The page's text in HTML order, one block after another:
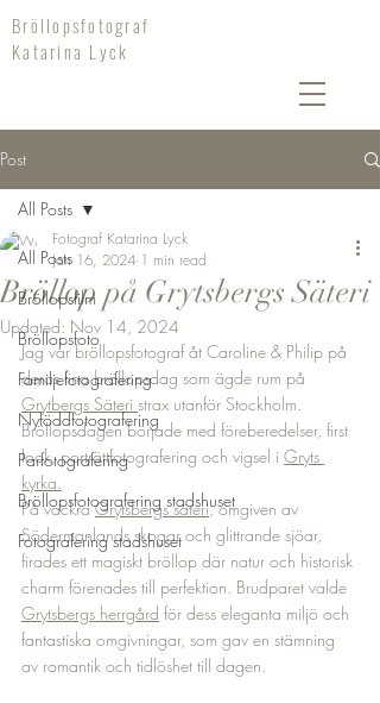
Bröllopsfotograf
Katarina Lyck
Post
All Posts
Bröllopsfilm
Bröllopsfoto
Familjefotografering
Nyföddfotografering
Parfotografering
Bröllopsfotografering stadshuset
Fotografering stadshuset
All Posts
Bröllop på Grytsbergs Säteri
Fotograf Katarina Lyck
Jan 16, 2024 1 min read
Updated: Nov 14, 2024
Jag var bröllopsfotograf åt Caroline & Philip på
deras fina bröllopsdag som ägde rum på
Grytbergs Säteri strax utanför Stockholm.
Bröllopsdagen började med föreberedelser, first
look, porträttfotografering och vigsel i Gryts
kyrka.
På vackra Grytsbergs säteri, omgiven av
Södermanlands skogar och glittrande sjöar,
firades ett magiskt bröllop där natur och historisk
charm förenades till perfektion. Brudparet valde
Grytsbergs herrgård för dess eleganta miljö och
fantastiska omgivningar, som gav en stämning
av romantik och tidlöshet till dagen.